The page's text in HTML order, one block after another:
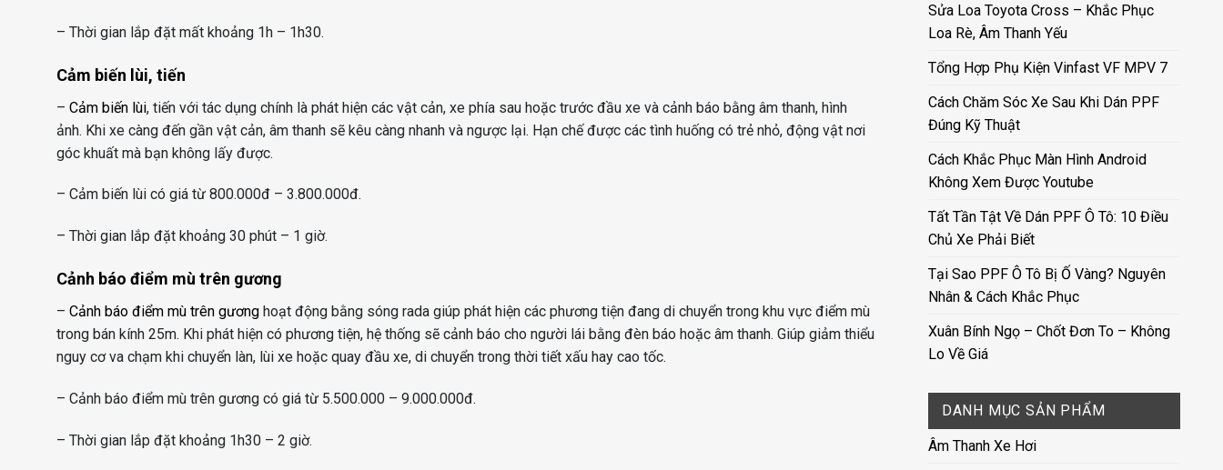
– Thời gian lắp đặt mất khoảng 1h – 1h30.
Cảm biến lùi, tiến
– Cảm biến lùi, tiến với tác dụng chính là phát hiện các vật cản, xe phía sau hoặc trước đầu xe và cảnh báo bằng âm thanh, hình
ảnh. Khi xe càng đến gần vật cản, âm thanh sẽ kêu càng nhanh và ngược lại. Hạn chế được các tình huống có trẻ nhỏ, động vật nơi
góc khuất mà bạn không lấy được.
– Cảm biến lùi có giá từ 800.000đ – 3.800.000đ.
– Thời gian lắp đặt khoảng 30 phút – 1 giờ.
Cảnh báo điểm mù trên gương
– Cảnh báo điểm mù trên gương hoạt động bằng sóng rada giúp phát hiện các phương tiện đang di chuyển trong khu vực điểm mù
trong bán kính 25m. Khi phát hiện có phương tiện, hệ thống sẽ cảnh báo cho người lái bằng đèn báo hoặc âm thanh. Giúp giảm thiểu
nguy cơ va chạm khi chuyển làn, lùi xe hoặc quay đầu xe, di chuyển trong thời tiết xấu hay cao tốc.
– Cảnh báo điểm mù trên gương có giá từ 5.500.000 – 9.000.000đ.
– Thời gian lắp đặt khoảng 1h30 – 2 giờ.
Sửa Loa Toyota Cross – Khắc Phục
Loa Rè, Âm Thanh Yếu
Tổng Hợp Phụ Kiện Vinfast VF MPV 7
Cách Chăm Sóc Xe Sau Khi Dán PPF
Đúng Kỹ Thuật
Cách Khắc Phục Màn Hình Android
Không Xem Được Youtube
Tất Tần Tật Về Dán PPF Ô Tô: 10 Điều
Chủ Xe Phải Biết
Tại Sao PPF Ô Tô Bị Ố Vàng? Nguyên
Nhân & Cách Khắc Phục
Xuân Bính Ngọ – Chốt Đơn To – Không
Lo Về Giá
DANH MỤC SẢN PHẨM
Âm Thanh Xe Hơi